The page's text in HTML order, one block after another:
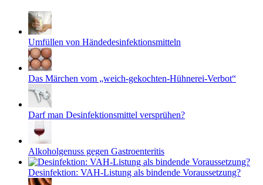
Umfüllen von Händedesinfektionsmitteln
Das Märchen vom „weich-gekochten-Hühnerei-Verbot“
Darf man Desinfektionsmittel versprühen?
Alkoholgenuss gegen Gastroenteritis
Desinfektion: VAH-Listung als bindende Voraussetzung?